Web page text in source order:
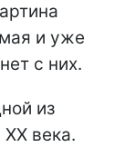
и уже
с них.
из
века.